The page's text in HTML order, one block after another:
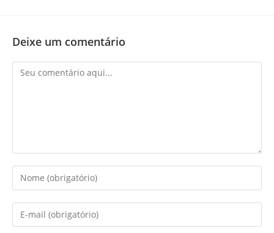
Deixe um comentário
Comentário
Digite
seu
nome
ou
Digite
seu